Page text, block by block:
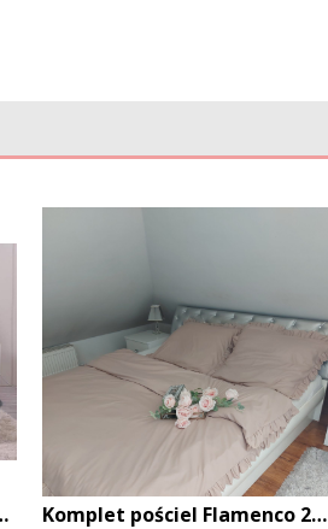
200×220 Komplet pościel Flamenco 200×220 beż